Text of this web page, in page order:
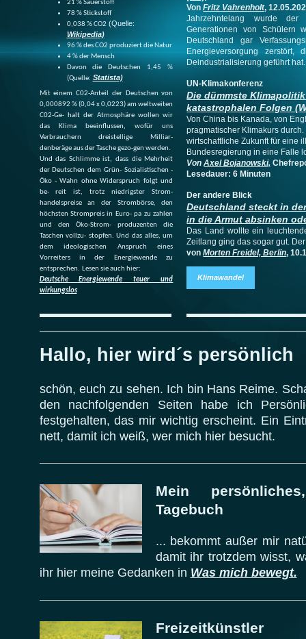
21 % Sauerstoff
78 % Stickstoff
0,038 % CO2 (Quelle:
Wikipedia)
96 % des CO2 produziert die Natur
4 % der Mensch
Davon die Deutschen 1,45 %
(Quelle: Statista)
Mit einem C02-Anteil der Deutschen von
0,000892 % (0,04 x 0,0223) am weltweiten
C02-Ge- halt der Atmosphäre wollen wir
das Klima beeinflussen, wofür uns
Verbrauchern dreistellige Milliar-
denberäge aus der Tasche gezo-gen werden.
Und das Schlimme ist, dass die Mehrheit
der Deutschen dem Grün- Sozialistischen -
Öko - Wahn ohne Widerspruch folgt und
be- reit ist, trotz niedrigster Strom-
handelspreise an der Strombörse, den
höchsten Strompreis in Euro- pa zu zahlen
und den Öko-Strom- produzenten die
Taschen vollzu- stopfen. Und das alles, um
dem ideologischen Anspruch eines
Vorreiters in der Energiewende zu
entsprechen. Lesen sie auch hier:
Deutsche Energiewende teuer und
wirkungslos
Von Fritz Vahrenholt,
Jahrzehntelang wurde
Generationen von Schülern
Deutschland gar
Energieversorgung
Deindustrialisierung geführt
UN-Klimakonferenz
Die dümmste
katastrophalen Folgen
Von China bis Kanada, von
pragmatischer Klimakurs
wirtschaftliche Zukunft für eine
Bundesregierung in eine Falle
VonAxel Bojanowski,
Lesedauer: 6 Minuten
Der andere Blick
Deutschland steckt in
in die Armut absinken
Das Land wollte ein
Zeitlang ging das sogar gut.
von Morten Freidel, Berlin,
Klimawandel
Hallo, hier wird´s persönlich
schön, euch zu sehen. Ich bin Hans Reime.
den nachfolgenden Seiten habe ich
festgehalten, das mir wichtig erscheint. Ein
nett, damit ich weiß, wer mich hier besucht.
Mein
Tagebuch
... bekommt außer mir
damit ihr trotzdem wisst,
ihr hier meine Gedanken in Was mich bewegt.
Freizeitkünstler